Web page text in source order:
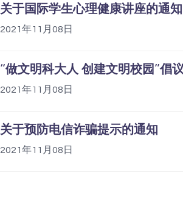
关于国际学生心理健康讲座的通知
2021年11月08日
“做文明科大人 创建文明校园”倡
2021年11月08日
关于预防电信诈骗提示的通知
2021年11月08日